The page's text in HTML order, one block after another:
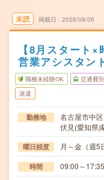
未読 掲載日 2026/08/06
【8月スタート
営業アシスタン
職種未経験OK 交通費
派遣
勤務地
名古屋市中区
伏見(愛知県)
曜日頻度 月～金（週
時間 09:00～